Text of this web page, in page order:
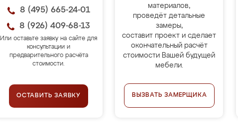
8 (495) 665-24-01
8 (926) 409-68-13
Или оставьте заявку на сайте для
консультации и
предварительного расчёта
стоимости.
ОСТАВИТЬ ЗАЯВКУ
материалов,
проведёт детальные
замеры,
составит проект и сделает
окончательный расчёт
стоимости Вашей будущей
мебели.
ВЫЗВАТЬ ЗАМЕРЩИКА